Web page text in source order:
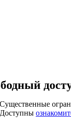
Cущественные
Доступны